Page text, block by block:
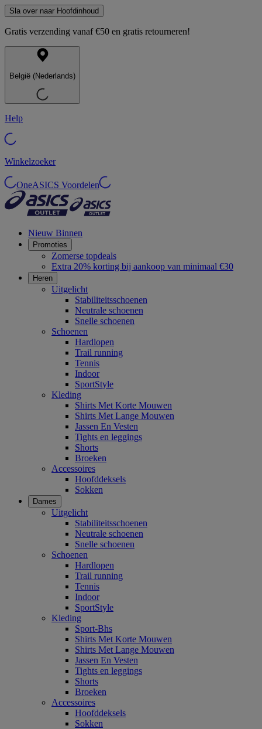
Sla over naar Hoofdinhoud
Gratis verzending vanaf €50 en gratis retourneren!
België (Nederlands)
Help
Winkelzoeker
OneASICS Voordelen
Nieuw Binnen
Promoties
Zomerse topdeals
Extra 20% korting bij aankoop van minimaal €30
Heren
Uitgelicht
Stabiliteitsschoenen
Neutrale schoenen
Snelle schoenen
Schoenen
Hardlopen
Trail running
Tennis
Indoor
SportStyle
Kleding
Shirts Met Korte Mouwen
Shirts Met Lange Mouwen
Jassen En Vesten
Tights en leggings
Shorts
Broeken
Accessoires
Hoofddeksels
Sokken
Dames
Uitgelicht
Stabiliteitsschoenen
Neutrale schoenen
Snelle schoenen
Schoenen
Hardlopen
Trail running
Tennis
Indoor
SportStyle
Kleding
Sport-Bhs
Shirts Met Korte Mouwen
Shirts Met Lange Mouwen
Jassen En Vesten
Tights en leggings
Shorts
Broeken
Accessoires
Hoofddeksels
Sokken